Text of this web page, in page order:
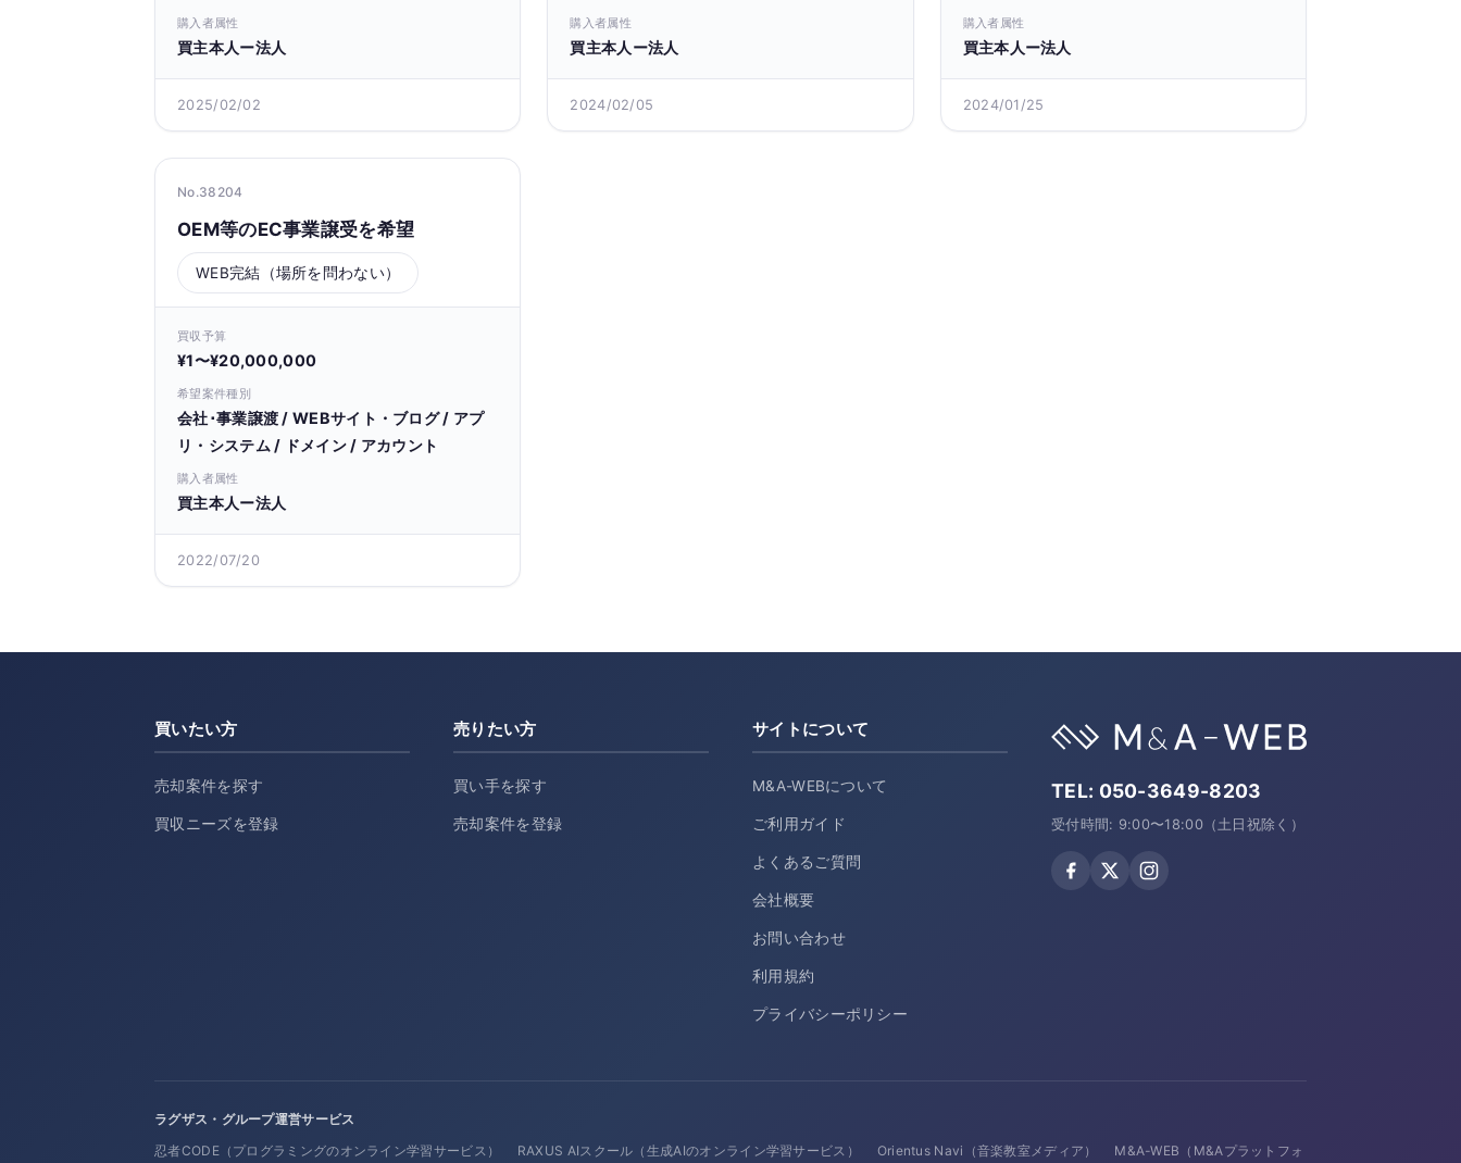
購入者属性
買主本人ー法人
2025/02/02
購入者属性
買主本人ー法人
2024/02/05
購入者属性
買主本人ー法人
2024/01/25
No.38204
OEM等のEC事業譲受を希望
WEB完結（場所を問わない）
買収予算
¥1〜¥20,000,000
希望案件種別
会社･事業譲渡 / WEBサイト・ブログ / アプ
リ・システム / ドメイン / アカウント
購入者属性
買主本人ー法人
2022/07/20
買いたい方
売却案件を探す
買収ニーズを登録
売りたい方
買い手を探す
売却案件を登録
サイトについて
M&A-WEBについて
ご利用ガイド
よくあるご質問
会社概要
お問い合わせ
利用規約
プライバシーポリシー
TEL: 050-3649-8203
受付時間: 9:00〜18:00（土日祝除く）
ラグザス・グループ運営サービス
忍者CODE（プログラミングのオンライン学習サービス）
RAXUS AIスクール（生成AIのオンライン学習サービス） Orientus Navi（音楽教室メディア） M&A-WEB（M&Aプラットフォ